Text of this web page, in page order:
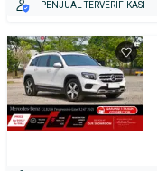
PENJUAL TERVERIFIKASI